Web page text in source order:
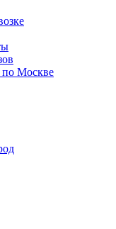
по Москве